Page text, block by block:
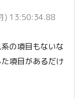
) 13:50:34.88
の項目もないな
項目があるだけ